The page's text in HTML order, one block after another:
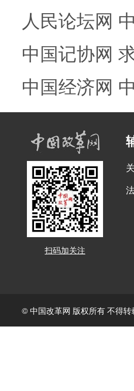
人民论坛网
中国记协网
中国经济网
扫码加关注
© 中国改革网 版权所有 不得转